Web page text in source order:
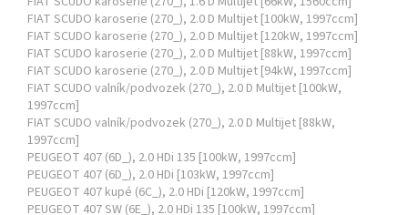
FIAT SCUDO karoserie (270_), 2.0 D Multijet [100kW, 1997ccm]
FIAT SCUDO karoserie (270_), 2.0 D Multijet [120kW, 1997ccm]
FIAT SCUDO karoserie (270_), 2.0 D Multijet [88kW, 1997ccm]
FIAT SCUDO karoserie (270_), 2.0 D Multijet [94kW, 1997ccm]
FIAT SCUDO valník/podvozek (270_), 2.0 D Multijet [100kW,
1997ccm]
FIAT SCUDO valník/podvozek (270_), 2.0 D Multijet [88kW,
1997ccm]
PEUGEOT 407 (6D_), 2.0 HDi 135 [100kW, 1997ccm]
PEUGEOT 407 (6D_), 2.0 HDi [103kW, 1997ccm]
PEUGEOT 407 kupé (6C_), 2.0 HDi [120kW, 1997ccm]
PEUGEOT 407 SW (6E_), 2.0 HDi 135 [100kW, 1997ccm]